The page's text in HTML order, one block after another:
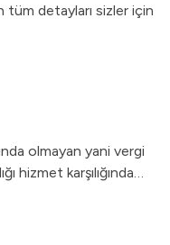
detayları sizler için
olmayan yani vergi
hizmet karşılığında
Gider pusulası,
tarafından